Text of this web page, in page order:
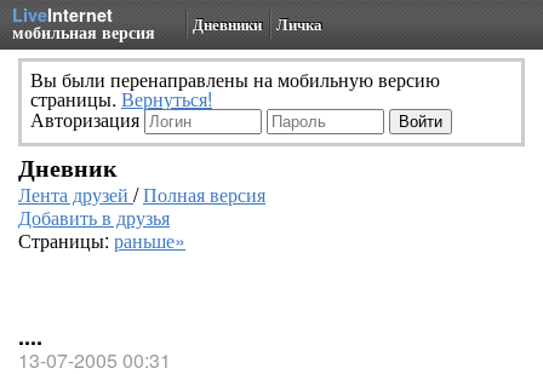
LiveInternet
мобильная версия Дневники Личка
Вы были перенаправлены на мобильную версию
страницы. Вернуться!
Авторизация
Дневник
Лента друзей /Полная версия
Добавить в друзья
Страницы: раньше»
....
13-07-2005 00:31